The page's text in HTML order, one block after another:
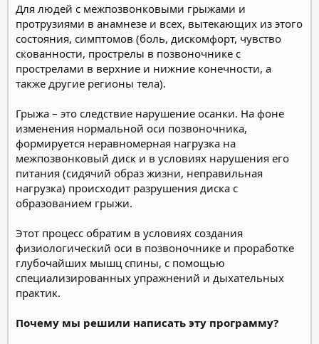
Для людей с межпозвонковыми грыжами и
протрузиями в анамнезе и всех, вытекающих из этого
состояния, симптомов (боль, дискомфорт, чувство
скованности, прострелы в позвоночнике с
прострелами в верхние и нижние конечности, а
также другие регионы тела).
Грыжа – это следствие нарушение осанки. На фоне
изменения нормальной оси позвоночника,
формируется неравномерная нагрузка на
межпозвонковый диск и в условиях нарушения его
питания (сидячий образ жизни, неправильная
нагрузка) происходит разрушения диска с
образованием грыжи.
Этот процесс обратим в условиях создания
физиологический оси в позвоночнике и проработке
глубочайших мышц спины, с помощью
специализированных упражнений и дыхательных
практик.
Почему мы решили написать эту программу?